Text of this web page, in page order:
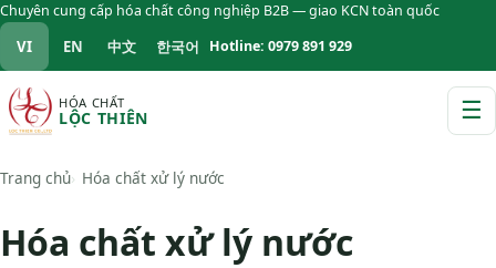
Chuyên cung cấp hóa chất công nghiệp B2B — giao KCN toàn quốc
VI EN 中文 한국어 Hotline: 0979 891 929
HÓA CHẤT
LỘC THIÊN ☰
Trang chủ Hóa chất xử lý nước
Hóa chất xử lý nước